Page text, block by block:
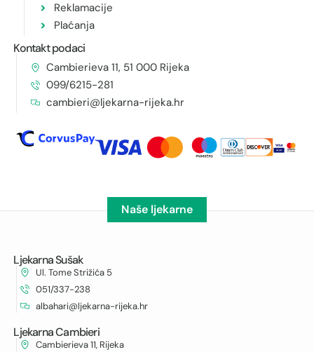
Reklamacije
Plaćanja
Kontakt podaci
Cambierieva 11, 51 000 Rijeka
099/6215-281
cambieri@ljekarna-rijeka.hr
Naše ljekarne
Ljekarna Sušak
Ul. Tome Strižića 5
051/337-238
albahari@ljekarna-rijeka.hr
Ljekarna Cambieri
Cambierieva 11, Rijeka